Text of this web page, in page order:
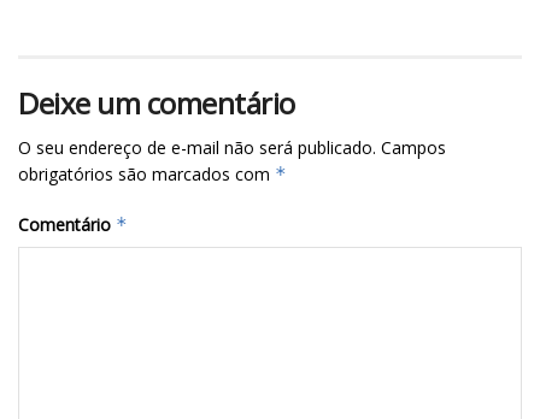
Deixe um comentário
O seu endereço de e-mail não será publicado. Campos
obrigatórios são marcados com *
Comentário *